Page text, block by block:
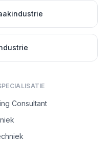
Consultant